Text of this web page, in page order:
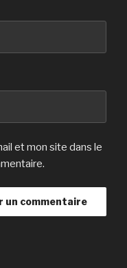
et mon site dans le